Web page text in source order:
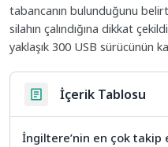
tabancanın bulunduğunu
silahın çalındığına dikkat
yaklaşık 300 USB sürücünün
İçerik Tablosu
İngiltere’nin en çok takip